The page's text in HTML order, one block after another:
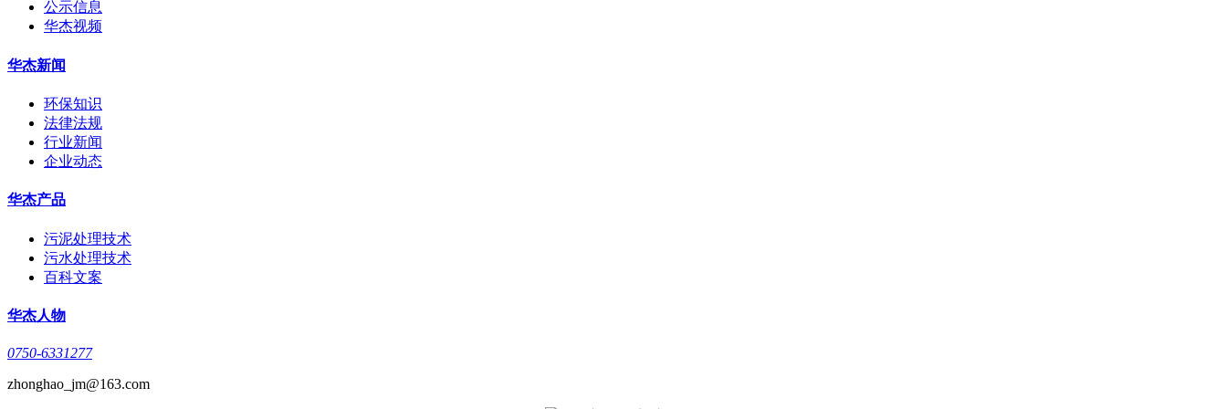
公示信息
华杰视频
华杰新闻
环保知识
法律法规
行业新闻
企业动态
华杰产品
污泥处理技术
污水处理技术
百科文案
华杰人物
0750-6331277
zhonghao_jm@163.com